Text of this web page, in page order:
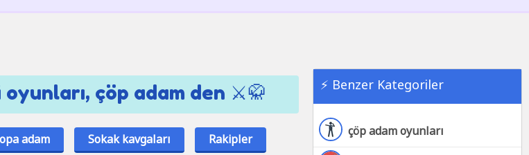
⚡ Benzer Kategoriler
çöp adam oyunları
oyunları, çöp adam den ⚔️🥋
adam Sokak kavgaları
Rakipler